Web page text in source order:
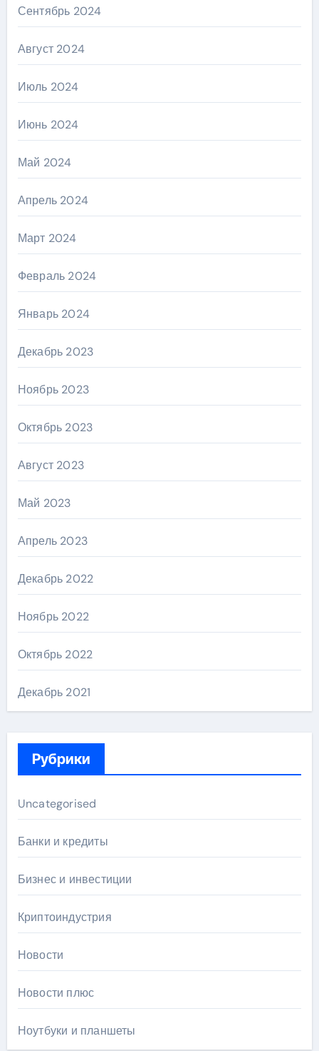
Сентябрь 2024
Август 2024
Июль 2024
Июнь 2024
Май 2024
Апрель 2024
Март 2024
Февраль 2024
Январь 2024
Декабрь 2023
Ноябрь 2023
Октябрь 2023
Август 2023
Май 2023
Апрель 2023
Декабрь 2022
Ноябрь 2022
Октябрь 2022
Декабрь 2021
Рубрики
Uncategorised
Банки и кредиты
Бизнес и инвестиции
Криптоиндустрия
Новости
Новости плюс
Ноутбуки и планшеты